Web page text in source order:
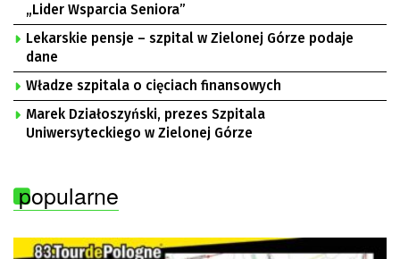
„Lider Wsparcia Seniora”
Lekarskie pensje – szpital w Zielonej Górze podaje
dane
Władze szpitala o cięciach finansowych
Marek Działoszyński, prezes Szpitala
Uniwersyteckiego w Zielonej Górze
popularne